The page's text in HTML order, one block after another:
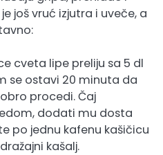
još vruć izjutra i uveče, a
cveta lipe preliju sa 5 dl
se ostavi 20 minuta da
procedi. Čaj
dodati mu dosta
po jednu kafenu kašičicu
kašalj.